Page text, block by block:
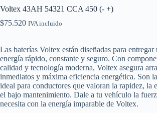
Voltex 43AH 54321 CCA 450 (- +)
$75.520 IVA incluido
Las baterías Voltex están diseñadas para
energía rápido, constante y seguro. Con
calidad y tecnología moderna, Voltex asegura
inmediatos y máxima eficiencia energética. Son
ideal para conductores que valoran la rapidez, la
el bajo mantenimiento. Dale a tu vehículo la
necesita con la energía imparable de Voltex.